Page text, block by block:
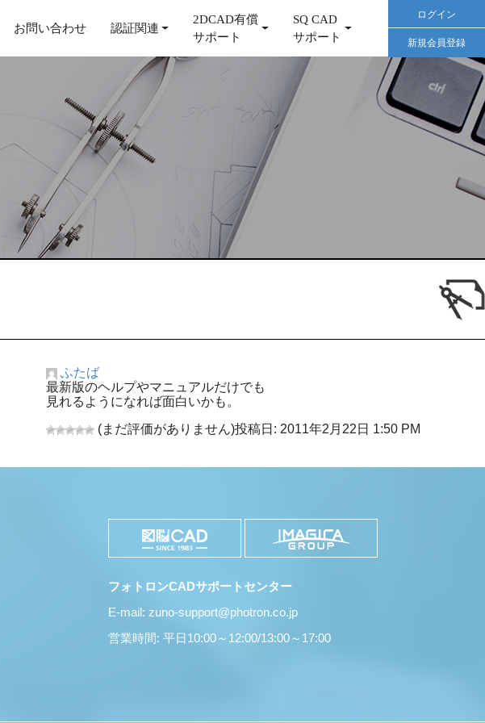
お問い合わせ 認証関連
2DCAD有償
サポート
SQ CAD
サポート
ログイン
新規会員登録
ふたば
最新版のヘルプやマニュアルだけでも
見れるようになれば面白いかも。
(まだ評価がありません)投稿日: 2011年2月22日 1:50 PM
フォトロンCADサポートセンター
E-mail: zuno-support@photron.co.jp
営業時間: 平日10:00～12:00/13:00～17:00